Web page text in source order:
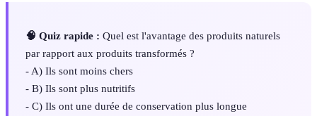
🧠 Quiz rapide : Quel est l'avantage des produits naturels
par rapport aux produits transformés ?
- A) Ils sont moins chers
- B) Ils sont plus nutritifs
- C) Ils ont une durée de conservation plus longue